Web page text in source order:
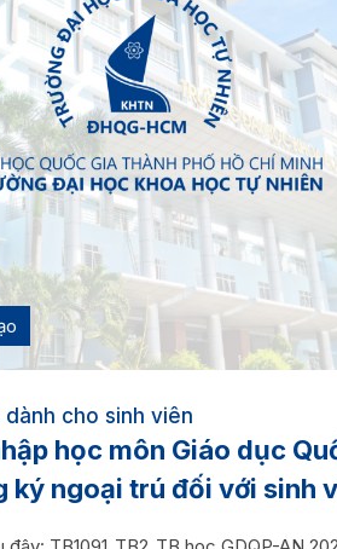
cho sinh viên
học môn Giáo dục
ký ngoại trú đối với sinh